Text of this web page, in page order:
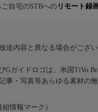
自宅のSTBへの リモート録
送内容と異なる場合がござい
Gガイドロゴは、米国TiVo
事・写真等あらゆる素材の
情報マーク）